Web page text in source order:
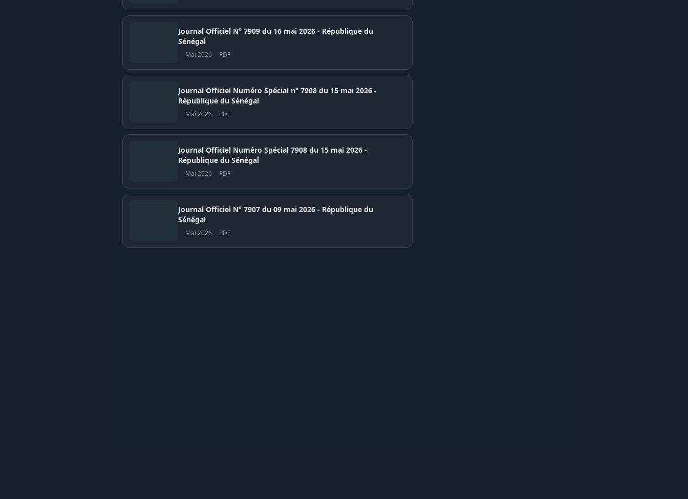
Journal Officiel N° 7909 du 16 mai 2026 - République du
Sénégal
Mai 2026 PDF
Journal Officiel Numéro Spécial n° 7908 du 15 mai 2026 -
République du Sénégal
Mai 2026 PDF
Journal Officiel Numéro Spécial 7908 du 15 mai 2026 -
République du Sénégal
Mai 2026 PDF
Journal Officiel N° 7907 du 09 mai 2026 - République du
Sénégal
Mai 2026 PDF